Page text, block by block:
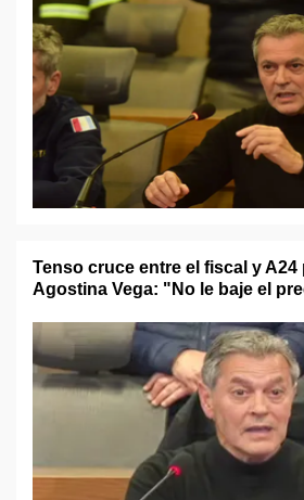
Tenso cruce entre el fiscal y A24
Agostina Vega: "No le baje el